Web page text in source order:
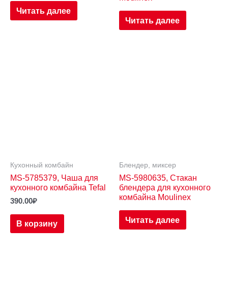
Читать далее
Читать далее
Кухонный комбайн
MS-5785379, Чаша для
кухонного комбайна Tefal
390.00₽
В корзину
Блендер, миксер
MS-5980635, Стакан
блендера для кухонного
комбайна Moulinex
Читать далее